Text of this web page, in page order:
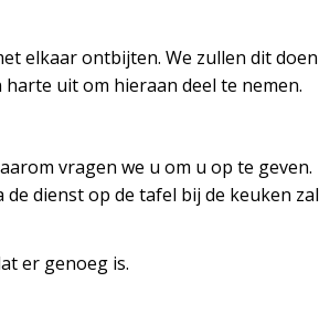
elkaar ontbijten. We zullen dit doen
uit om hieraan deel te nemen.
vragen we u om u op te geven.
dienst op de tafel bij de keuken zal
er genoeg is.